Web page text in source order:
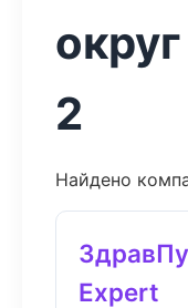
2
Найдено
Expert